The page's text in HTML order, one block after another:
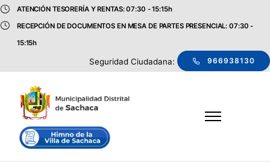
ATENCIÓN TESORERÍA Y RENTAS: 07:30 - 15:15h
RECEPCIÓN DE DOCUMENTOS EN MESA DE PARTES PRESENCIAL: 07:30 -
15:15h
Seguridad Ciudadana: 966938130